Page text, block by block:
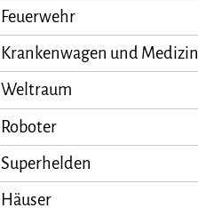
Feuerwehr
Krankenwagen und Medizin
Weltraum
Roboter
Superhelden
Häuser